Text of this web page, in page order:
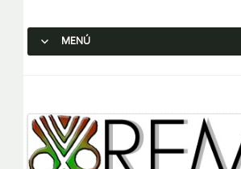
MENÚ